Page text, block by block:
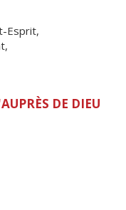
Esprit,
DE DIEU